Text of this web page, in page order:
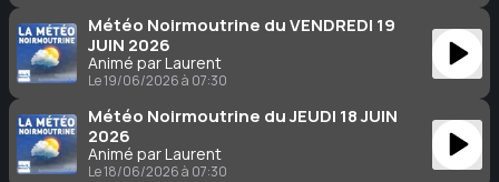
Météo Noirmoutrine du VENDREDI 19
JUIN 2026
Animé par Laurent
Le 19/06/2026 à 07:30
Météo Noirmoutrine du JEUDI 18 JUIN
2026
Animé par Laurent
Le 18/06/2026 à 07:30